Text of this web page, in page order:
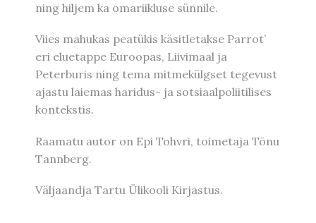
ning hiljem ka omariikluse sünnile.
Viies mahukas peatükis käsitletakse Parrot’
eri eluetappe Euroopas, Liivimaal ja
Peterburis ning tema mitmekülgset tegevust
ajastu laiemas haridus- ja sotsiaalpoliitilises
kontekstis.
Raamatu autor on Epi Tohvri, toimetaja Tõnu
Tannberg.
Väljaandja Tartu Ülikooli Kirjastus.